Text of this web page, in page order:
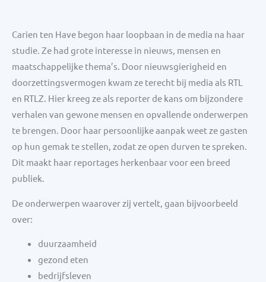
Carien ten Have begon haar loopbaan in de media na haar
studie. Ze had grote interesse in nieuws, mensen en
maatschappelijke thema’s. Door nieuwsgierigheid en
doorzettingsvermogen kwam ze terecht bij media als RTL
en RTLZ. Hier kreeg ze als reporter de kans om bijzondere
verhalen van gewone mensen en opvallende onderwerpen
te brengen. Door haar persoonlijke aanpak weet ze gasten
op hun gemak te stellen, zodat ze open durven te spreken.
Dit maakt haar reportages herkenbaar voor een breed
publiek.
De onderwerpen waarover zij vertelt, gaan bijvoorbeeld
over:
duurzaamheid
gezond eten
bedrijfsleven